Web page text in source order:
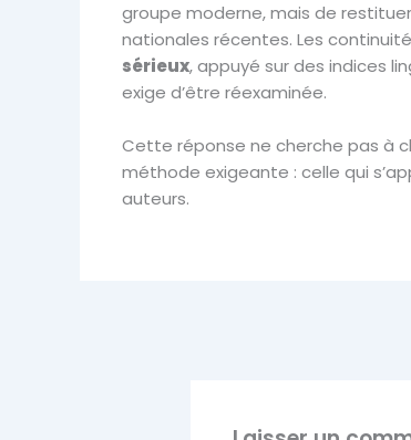
groupe moderne, mais de
nationales récentes. Les
sérieux, appuyé sur des indices
exige d’être réexaminée.
Cette réponse ne cherche pas à
méthode exigeante : celle qui
auteurs.